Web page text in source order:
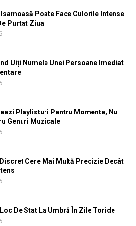
Poate Face Culorile Intense
Purtat Ziua
Uiți Numele Unei Persoane Imediat
Playlisturi Pentru Momente, Nu
Genuri Muzicale
Cere Mai Multă Precizie Decât
De Stat La Umbră În Zile Toride